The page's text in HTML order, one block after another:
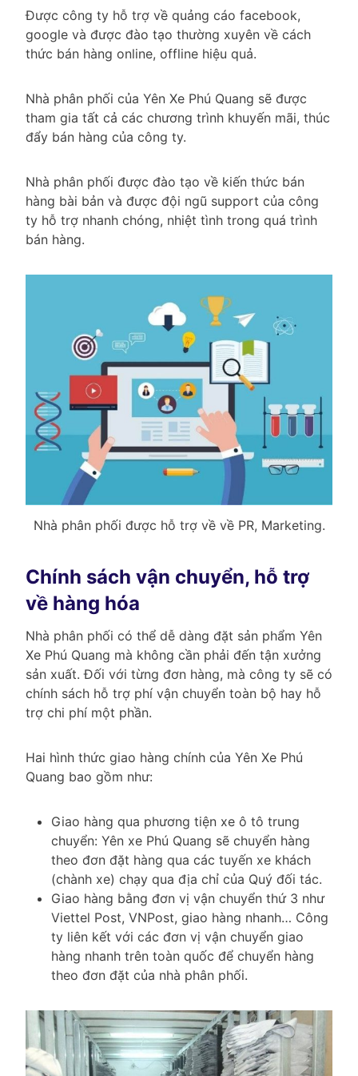
Được công ty hỗ trợ về quảng cáo facebook,
google và được đào tạo thường xuyên về cách
thức bán hàng online, offline hiệu quả.
Nhà phân phối của Yên Xe Phú Quang sẽ được
tham gia tất cả các chương trình khuyến mãi, thúc
đẩy bán hàng của công ty.
Nhà phân phối được đào tạo về kiến thức bán
hàng bài bản và được đội ngũ support của công
ty hỗ trợ nhanh chóng, nhiệt tình trong quá trình
bán hàng.
Nhà phân phối được hỗ trợ về về PR, Marketing.
Chính sách vận chuyển, hỗ trợ
về hàng hóa
Nhà phân phối có thể dễ dàng đặt sản phẩm Yên
Xe Phú Quang mà không cần phải đến tận xưởng
sản xuất. Đối với từng đơn hàng, mà công ty sẽ có
chính sách hỗ trợ phí vận chuyển toàn bộ hay hỗ
trợ chi phí một phần.
Hai hình thức giao hàng chính của Yên Xe Phú
Quang bao gồm như:
Giao hàng qua phương tiện xe ô tô trung
chuyển: Yên xe Phú Quang sẽ chuyển hàng
theo đơn đặt hàng qua các tuyến xe khách
(chành xe) chạy qua địa chỉ của Quý đối tác.
Giao hàng bằng đơn vị vận chuyển thứ 3 như
Viettel Post, VNPost, giao hàng nhanh… Công
ty liên kết với các đơn vị vận chuyển giao
hàng nhanh trên toàn quốc để chuyển hàng
theo đơn đặt của nhà phân phối.